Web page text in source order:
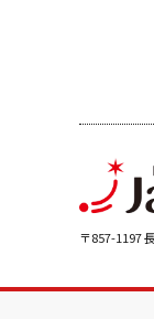
〒857-1197